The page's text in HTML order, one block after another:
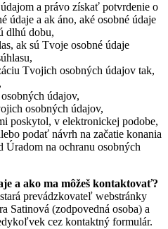
a právo získať potvrdenie o
údaje a ak áno, aké osobné údaje
dlhú dobu,
ak sú Tvoje osobné údaje
Tvojich osobných údajov tak,
údajov,
osobných údajov,
poskytol, v elektronickej podobe,
podať návrh na začatie konania
Úradom na ochranu osobných
a ako ma môžeš kontaktovať?
prevádzkovateľ webstránky
Satinová (zodpovedná osoba) a
cez kontaktný formulár.